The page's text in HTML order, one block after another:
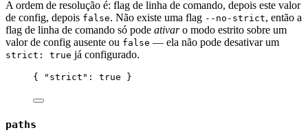
A ordem de resolução é: flag de linha de comando, depois este valor
de config, depois false. Não existe uma flag --no-strict, então a
flag de linha de comando só pode ativaro modo estrito sobre um
valor de config ausente ou false — ela não pode desativar um
strict: true já configurado.
{ "strict" : true }
paths